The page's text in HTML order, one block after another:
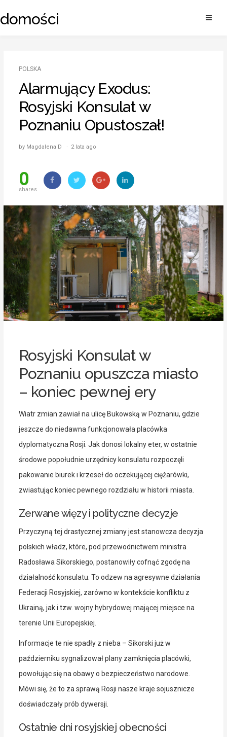
to
POLSKA
Alarmujący Exodus:
Rosyjski Konsulat w
Poznaniu Opustoszał!
by Magdalena D · 2 lata ago
0
shares
Rosyjski Konsulat w
Poznaniu opuszcza miasto
– koniec pewnej ery
Wiatr zmian zawiał na ulicę Bukowską w Poznaniu, gdzie
jeszcze do niedawna funkcjonowała placówka
dyplomatyczna Rosji. Jak donosi lokalny eter, w ostatnie
środowe popołudnie urzędnicy konsulatu rozpoczęli
pakowanie biurek i krzeseł do oczekującej ciężarówki,
zwiastując koniec pewnego rozdziału w historii miasta.
Zerwane więzy i polityczne decyzje
Przyczyną tej drastycznej zmiany jest stanowcza decyzja
polskich władz, które, pod przewodnictwem ministra
Radosława Sikorskiego, postanowiły cofnąć zgodę na
działalność konsulatu. To odzew na agresywne działania
Federacji Rosyjskiej, zarówno w kontekście konfliktu z
Ukrainą, jak i tzw. wojny hybrydowej mającej miejsce na
terenie Unii Europejskiej.
Informacje te nie spadły z nieba – Sikorski już w
październiku sygnalizował plany zamknięcia placówki,
powołując się na obawy o bezpieczeństwo narodowe.
Mówi się, że to za sprawą Rosji nasze kraje sojusznicze
doświadczały prób dywersji.
Ostatnie dni rosyjskiej obecności